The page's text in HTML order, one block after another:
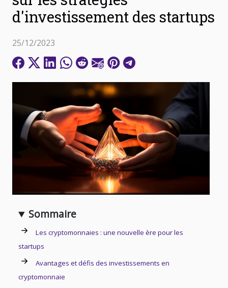
d'investissement des startups
25/12/2023
Sommaire
Les cryptomonnaies : une nouvelle ère pour les
startups
Avantages et défis des investissements en
cryptomonnaie